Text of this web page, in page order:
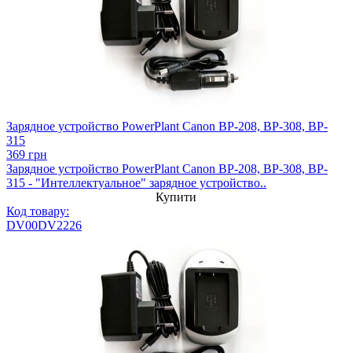
Зарядное устройство PowerPlant Canon BP-208, BP-308, BP-
315
369 грн
Зарядное устройство PowerPlant Canon BP-208, BP-308, BP-
315 - "Интеллектуальное" зарядное устройство..
Купити
Код товару:
DV00DV2226